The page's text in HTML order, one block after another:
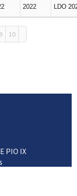
2022 LDO
9 10
PIO IX